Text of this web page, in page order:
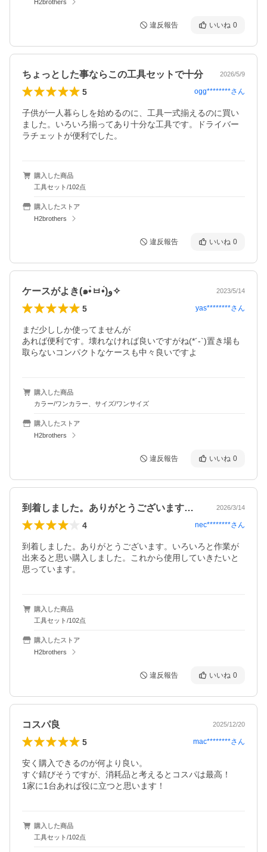
H2brothers
違反報告 いいね 0
ちょっとした事ならこの工具セットで十分 2026/5/9
5 ogg********さん
子供が一人暮らしを始めるのに、工具一式揃えるのに買い
ました。いろいろ揃ってあり十分な工具です。ドライバー
ラチェットが便利でした。
購入した商品
工具セット/102点
購入したストア
H2brothers
違反報告 いいね 0
ケースがよき(๑•̀ㅂ•́)و✧ 2023/5/14
5 yas********さん
まだ少ししか使ってませんが
あれば便利です。壊れなければ良いですがね(*´-`)置き場も
取らないコンパクトなケースも中々良いですよ
購入した商品
カラー/ワンカラー、サイズ/ワンサイズ
購入したストア
H2brothers
違反報告 いいね 0
到着しました。ありがとうございます。い… 2026/3/14
4 nec********さん
到着しました。ありがとうございます。いろいろと作業が
出来ると思い購入しました。これから使用していきたいと
思っています。
購入した商品
工具セット/102点
購入したストア
H2brothers
違反報告 いいね 0
コスパ良 2025/12/20
5 mac********さん
安く購入できるのが何より良い。
すぐ錆びそうですが、消耗品と考えるとコスパは最高！
1家に1台あれば役に立つと思います！
購入した商品
工具セット/102点